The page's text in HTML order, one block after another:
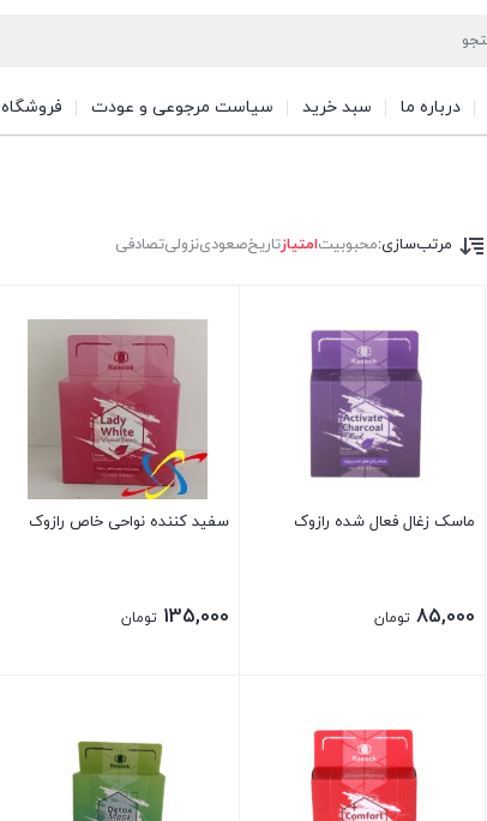
درباره ما سبد خرید سیاست مرجوعی و عودت فروشگاه
مرتب‌سازی:محبوبیتامتیازتاریخصعودینزولیتصادفی
ماسک زغال فعال شده رازوک
85,000 تومان
سفید کننده نواحی خاص رازوک
135,000 تومان